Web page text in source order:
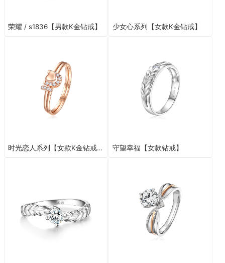
荣耀 / s1836【男款K金钻戒】 少女心系列【女款K金钻戒】
时光恋人系列【女款K金钻戒】 守望幸福【女款钻戒】